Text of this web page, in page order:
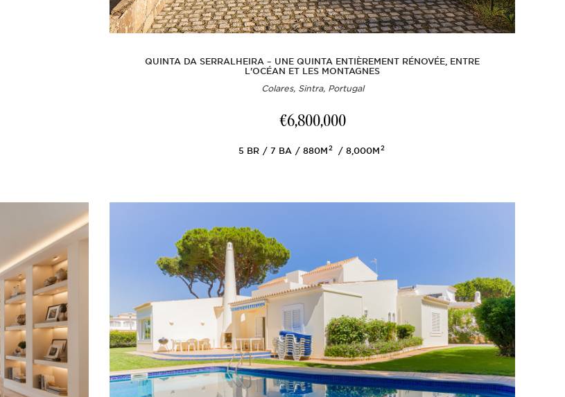
QUINTA DA SERRALHEIRA – UNE QUINTA ENTIÈREMENT RÉNOVÉE, ENTRE
L'OCÉAN ET LES MONTAGNES
Colares, Sintra, Portugal
€6,800,000
5 BR 7 BA 880M2 8,000M2